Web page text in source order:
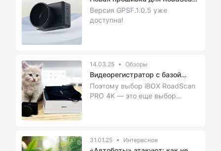
PRO 4K
Версия GPSF.1.0.5 уже
доступна!
14.03.25 Обзоры
Видеорегистратор с базой
камер i...
Поэтому выбор iBOX RoadScan
PRO 4K — это еще выбор
31.01.25 Интересное